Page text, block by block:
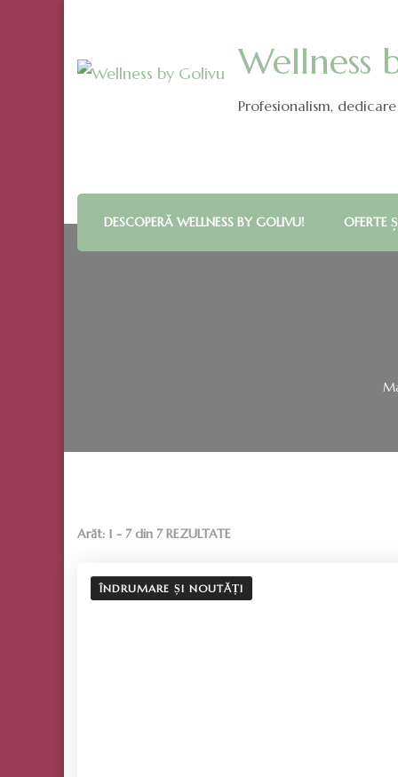
Wellness
Profesionalism,
DESCOPERĂ WELLNESS BY GOLIVU! OFERTE
Arăt: 1 - 7 din 7 REZULTATE
ÎNDRUMARE ȘI NOUTĂȚI